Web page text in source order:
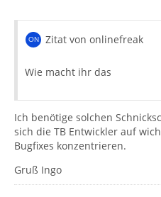
Zitat von onlinefreak
Wie macht ihr das
Ich benötige solchen
sich die TB Entwickler auf
Bugfixes konzentrieren.
Gruß Ingo